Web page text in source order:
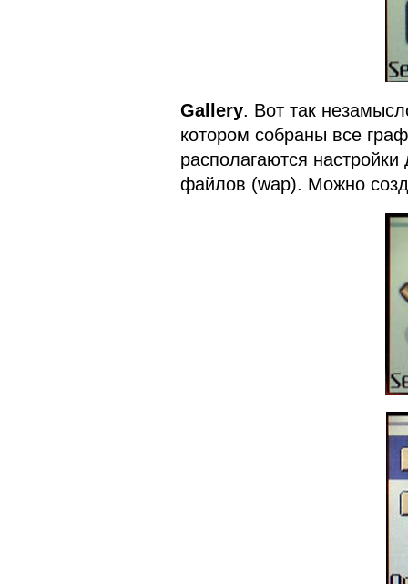
Gallery. Вот так
котором собраны все
располагаются
файлов (wap). Можно